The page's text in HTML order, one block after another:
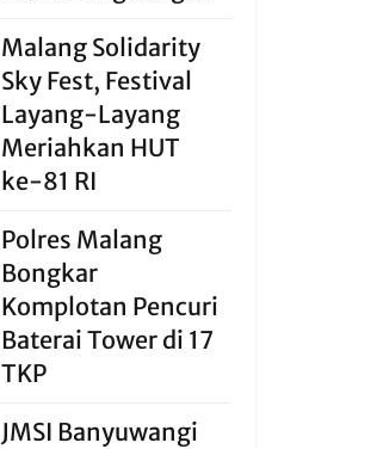
Malang Solidarity
Sky Fest, Festival
Layang-Layang
Meriahkan HUT
ke-81 RI
Polres Malang
Bongkar
Komplotan Pencuri
Baterai Tower di 17
TKP
JMSI Banyuwangi